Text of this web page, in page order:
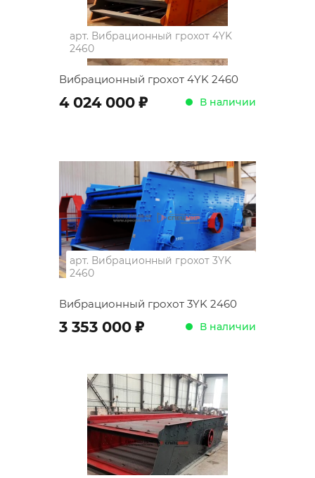
арт. Вибрационный грохот 4YK
2460
Вибрационный грохот 4YK 2460
4 024 000 ; В наличии
арт. Вибрационный грохот 3YK
2460
Вибрационный грохот 3YK 2460
3 353 000 ; В наличии